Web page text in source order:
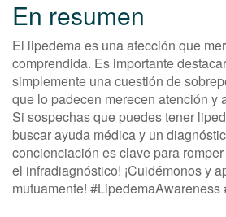
En resumen
El lipedema es una afección que
comprendida. Es importante
simplemente una cuestión de
que lo padecen merecen atención y
Si sospechas que puedes tener
buscar ayuda médica y un
concienciación es clave para
el infradiagnóstico! ¡Cuidémonos y
mutuamente! #LipedemaAwareness